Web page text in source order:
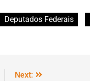
Deputados Federais
Next: